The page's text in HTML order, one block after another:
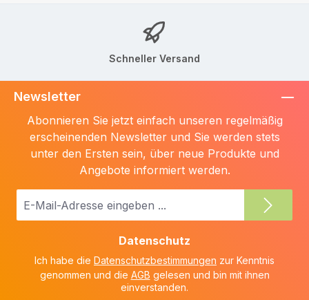
Schneller Versand
Newsletter
Abonnieren Sie jetzt einfach unseren regelmäßig
erscheinenden Newsletter und Sie werden stets
unter den Ersten sein, über neue Produkte und
Angebote informiert werden.
E-
Datenschutz
Ich habe die Datenschutzbestimmungen zur Kenntnis
genommen und die AGB gelesen und bin mit ihnen
einverstanden.